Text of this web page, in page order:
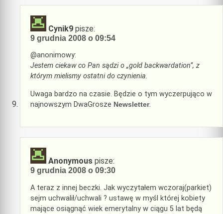
Cynik9 pisze:
9 grudnia 2008 o 09:54
@anonimowy:
Jestem ciekaw co Pan sądzi o „gold backwardation”, z
którym mielismy ostatni do czynienia.
Uwaga bardzo na czasie. Będzie o tym wyczerpująco w
najnowszym DwaGrosze Newsletter.
Anonymous pisze:
9 grudnia 2008 o 09:30
A teraz z innej beczki. Jak wyczytałem wczoraj(parkiet)
sejm uchwalił/uchwali ? ustawę w myśl której kobiety
mające osiągnąć wiek emerytalny w ciągu 5 lat będą